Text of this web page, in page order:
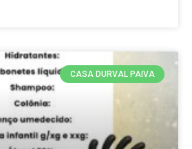
CASA DURVAL PAIVA